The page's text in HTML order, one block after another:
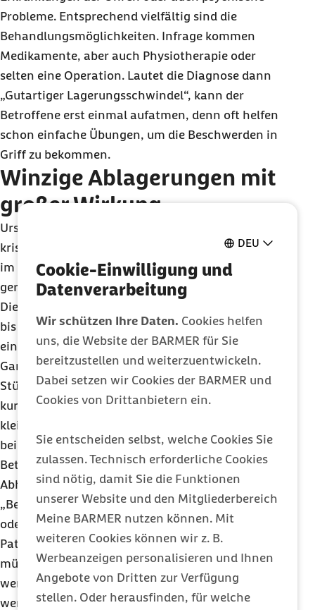
DEU
Cookie-Einwilligung und
Datenverarbeitung
Wir schützen Ihre Daten. Cookies helfen
uns, die Website der BARMER für Sie
bereitzustellen und weiterzuentwickeln.
Dabei setzen wir Cookies der BARMER und
Cookies von Drittanbietern ein.
Sie entscheiden selbst, welche Cookies Sie
zulassen. Technisch erforderliche Cookies
sind nötig, damit Sie die Funktionen
unserer Website und den Mitgliederbereich
Meine BARMER nutzen können. Mit
weiteren Cookies können wir z. B.
Werbeanzeigen personalisieren und Ihnen
Angebote von Dritten zur Verfügung
stellen. Oder herausfinden, für welche
Probleme. Entsprechend vielfältig sind die
Behandlungsmöglichkeiten. Infrage kommen
Medikamente, aber auch Physiotherapie oder
selten eine Operation. Lautet die Diagnose dann
„Gutartiger Lagerungsschwindel“, kann der
Betroffene erst einmal aufatmen, denn oft helfen
schon einfache Übungen, um die Beschwerden in
Griff zu bekommen.
Winzige Ablagerungen mit
großer Wirkung
Ursache für den Lagerungsschwindel sind
kristalline Ablagerungen in einem der Bogengänge
im Innenohr. Durch diese werden die Sinneszellen
gereizt und der typische Drehschwindel ausgelöst.
Die Patienten leiden dann unter starker Übelkeit
bis hin zum Brechreiz, Gleichgewichtsstörungen,
einem Dreh- oder Fallgefühl mit entsprechender
Gangunsicherheit, oft begleitet von Ängsten vor
Stürzen. Die häufig immer wiederkehrenden
kurzen Schwindelattacken treten schon bei
kleinsten, schnellen Bewegungen des Kopfes auf,
beispielsweise in der Nacht beim Umdrehen im
Bett.
Abhilfe schaffen kann oft das sogenannte
„Befreiungsmanöver“, das der behandelnde Arzt
oder ein Physiotherapeut zusammen mit dem
Patienten durchführt. „Die störenden Teilchen
müssen aus den Bogengängen entfernt und in
weniger empfindliche Bereiche des Ohrs verlagert
werden. Dafür wird der Patient nach einem festen